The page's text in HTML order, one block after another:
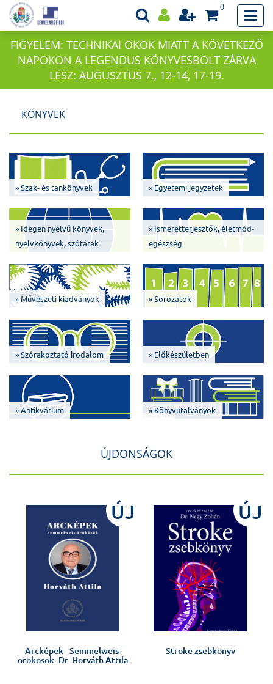
0
FIGYELEM: TECHNIKAI OKOK MIATT A KÖVETKEZŐ
NAPOKON A LEGENDUS KÖNYVESBOLT ZÁRVA
LESZ: AUGUSZTUS 7., 12-14, 17-19.
KÖNYVEK
» Szak- és tankönyvek » Egyetemi jegyzetek
» Idegen nyelvű könyvek,
nyelvkönyvek, szótárak
» Ismeretterjesztők, életmód-
egészség
» Művészeti kiadványok » Sorozatok
» Szórakoztató irodalom » Előkészületben
» Antikvárium » Könyvutalványok
ÚJDONSÁGOK
ÚJ
Arcképek - Semmelweis-
örökösök: Dr. Horváth Attila
ÚJ
Stroke zsebkönyv